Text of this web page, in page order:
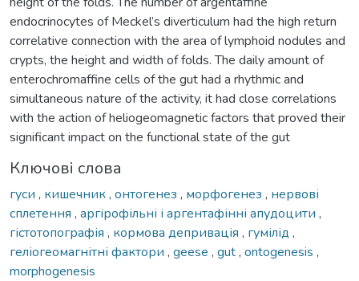
endocrinocytes of Meckel’s diverticulum had the high return
correlative connection with the area of lymphoid nodules and
crypts, the height and width of folds. The daily amount of
enterochromaffine cells of the gut had a rhythmic and
simultaneous nature of the activity, it had close correlations
with the action of heliogeomagnetic factors that proved their
significant impact on the functional state of the gut
Ключові слова
гуси , кишечник, онтогенез , морфогенез , нервові
сплетення , аргірофільні і аргентафінні апудоцити ,
гістотопографія , кормова депривація , гумілід ,
геліогеомагнітні фактори , geese , gut, ontogenesis ,
morphogenesis